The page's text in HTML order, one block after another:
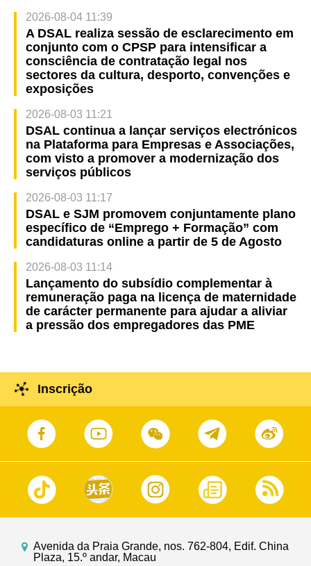
2026-08-04 11:39
A DSAL realiza sessão de esclarecimento em
conjunto com o CPSP para intensificar a
consciência de contratação legal nos
sectores da cultura, desporto, convenções e
exposições
2026-08-03 11:21
DSAL continua a lançar serviços electrónicos
na Plataforma para Empresas e Associações,
com visto a promover a modernização dos
serviços públicos
2026-08-03 11:17
DSAL e SJM promovem conjuntamente plano
específico de “Emprego + Formação” com
candidaturas online a partir de 5 de Agosto
2026-08-03 11:14
Lançamento do subsídio complementar à
remuneração paga na licença de maternidade
de carácter permanente para ajudar a aliviar
a pressão dos empregadores das PME
Inscrição
Avenida da Praia Grande, nos. 762-804, Edif. China
Plaza, 15.º andar, Macau